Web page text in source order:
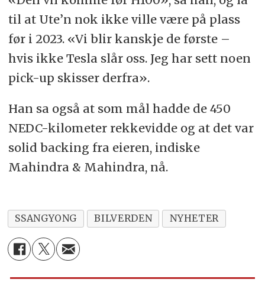
til at Ute’n nok ikke ville være på plass
før i 2023. «Vi blir kanskje de første –
hvis ikke Tesla slår oss. Jeg har sett noen
pick-up skisser derfra».
Han sa også at som mål hadde de 450
NEDC-kilometer rekkevidde og at det var
solid backing fra eieren, indiske
Mahindra & Mahindra, nå.
SSANGYONG BILVERDEN NYHETER